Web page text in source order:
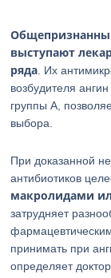
выступают
ряда . Их
возбудителя
группы А,
выбора.
При доказанной
антибиотиков
макролидами
затрудняет
принимать при
определяет